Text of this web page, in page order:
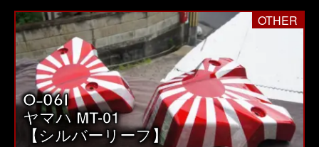
OTHER
O-061
ヤマハ MT-01
【シルバーリーフ】